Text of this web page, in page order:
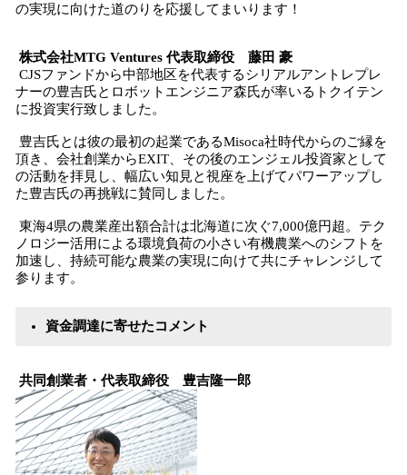
の実現に向けた道のりを応援してまいります！
株式会社MTG Ventures 代表取締役 藤田 豪
CJSファンドから中部地区を代表するシリアルアントレプレ
ナーの豊吉氏とロボットエンジニア森氏が率いるトクイテン
に投資実行致しました。
豊吉氏とは彼の最初の起業であるMisoca社時代からのご縁を
頂き、会社創業からEXIT、その後のエンジェル投資家として
の活動を拝見し、幅広い知見と視座を上げてパワーアップし
た豊吉氏の再挑戦に賛同しました。
東海4県の農業産出額合計は北海道に次ぐ7,000億円超。テク
ノロジー活用による環境負荷の小さい有機農業へのシフトを
加速し、持続可能な農業の実現に向けて共にチャレンジして
参ります。
資金調達に寄せたコメント
共同創業者・代表取締役 豊吉隆一郎